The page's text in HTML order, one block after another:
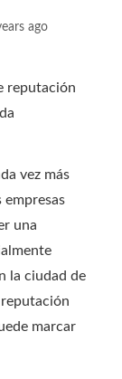
ago
vez más
empresas
una
la ciudad de
marcar